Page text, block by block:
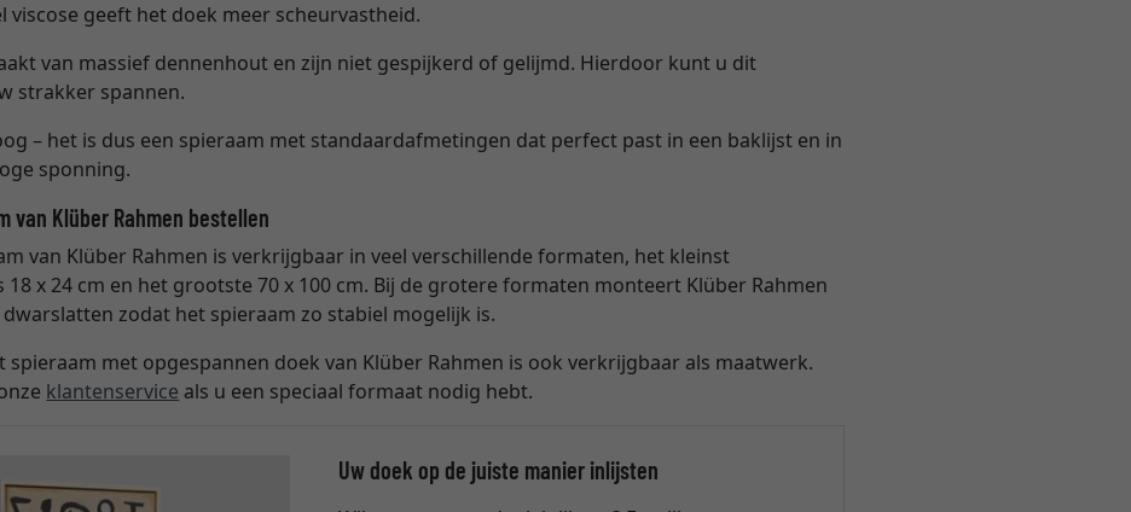
viscose geeft het doek meer scheurvastheid.
van massief dennenhout en zijn niet gespijkerd of gelijmd. Hierdoor kunt u dit
strakker spannen.
– het is dus een spieraam met standaardafmetingen dat perfect past in een baklijst en in
sponning.
van Klüber Rahmen bestellen
van Klüber Rahmen is verkrijgbaar in veel verschillende formaten, het kleinst
x 24 cm en het grootste 70 x 100 cm. Bij de grotere formaten monteert Klüber Rahmen
zodat het spieraam zo stabiel mogelijk is.
spieraam met opgespannen doek van Klüber Rahmen is ook verkrijgbaar als maatwerk.
klantenservice als u een speciaal formaat nodig hebt.
Uw doek op de juiste manier inlijsten